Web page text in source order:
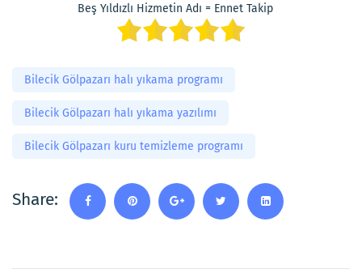
Beş Yıldızlı Hizmetin Adı = Ennet Takip
Bilecik Gölpazarı halı yıkama programı
Bilecik Gölpazarı halı yıkama yazılımı
Bilecik Gölpazarı kuru temizleme programı
Share: